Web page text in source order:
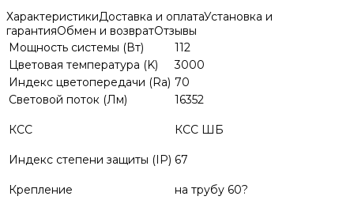
ХарактеристикиДоставка и оплатаУстановка и
гарантияОбмен и возвратОтзывы
Мощность системы (Вт)
112
Цветовая температура (K)
3000
Индекс цветопередачи (Ra) 70
Световой поток (Лм)
16352
КСС КСС ШБ
Индекс степени защиты (IP) 67
Крепление на трубу 60?